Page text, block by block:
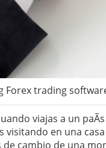
Forex trading
viajas a un
visitando en una
cambio de una